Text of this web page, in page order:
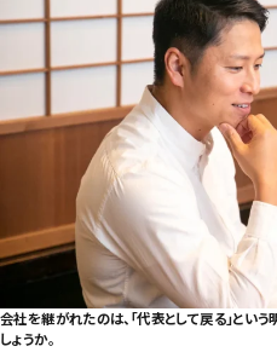
会社を継がれたのは、「代表として戻る」とい
しょうか。